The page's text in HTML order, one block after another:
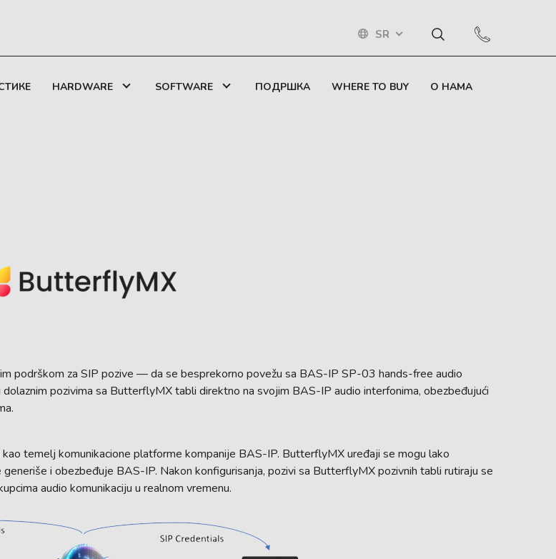
SR
HARDWARE SOFTWARE ПОДРШКА WHERE TO BUY О НАМА
podrškom za SIP pozive — da se besprekorno povežu sa BAS-IP SP-03 hands-free audio
pozivima sa ButterflyMX tabli direktno na svojim BAS-IP audio interfonima, obezbeđujući
temelj komunikacione platforme kompanije BAS-IP. ButterflyMX uređaji se mogu lako
i obezbeđuje BAS-IP. Nakon konfigurisanja, pozivi sa ButterflyMX pozivnih tabli rutiraju se
audio komunikaciju u realnom vremenu.